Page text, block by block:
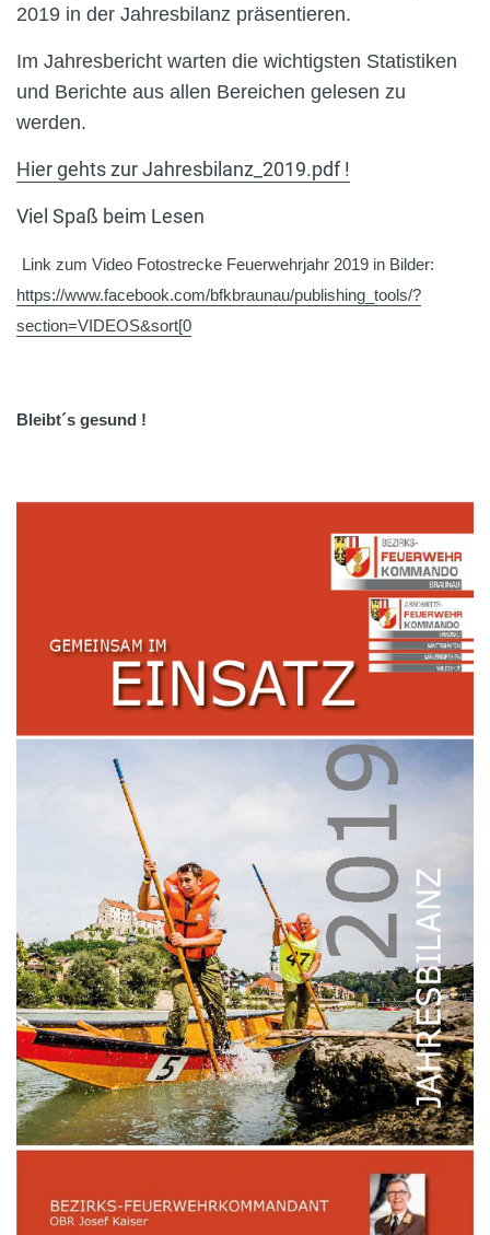
2019 in der Jahresbilanz präsentieren.
Im Jahresbericht warten die wichtigsten Statistiken
und Berichte aus allen Bereichen gelesen zu
werden.
Hier gehts zur Jahresbilanz_2019.pdf !
Viel Spaß beim Lesen
Link zum Video Fotostrecke Feuerwehrjahr 2019 in Bilder:
https://www.facebook.com/bfkbraunau/publishing_tools/?
section=VIDEOS&sort[0
Bleibt´s gesund !